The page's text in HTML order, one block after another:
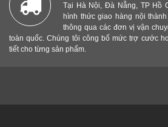
Tại Hà Nội, Đà Nẵng, TP Hồ
hình thức giao hàng nội
thông qua các đơn vị vận
toàn quốc. Chúng tôi công bố mức trợ cước
tiết cho từng sản phẩm.